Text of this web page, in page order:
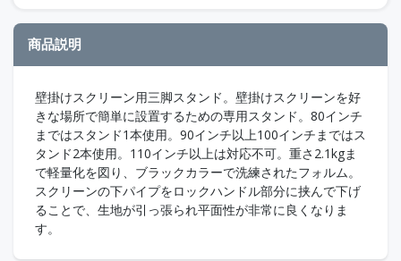
商品説明
壁掛けスクリーン用三脚スタンド。壁掛けスクリーンを好
きな場所で簡単に設置するための専用スタンド。80インチ
まではスタンド1本使用。90インチ以上100インチまではス
タンド2本使用。110インチ以上は対応不可。重さ2.1kgま
で軽量化を図り、ブラックカラーで洗練されたフォルム。
スクリーンの下パイプをロックハンドル部分に挟んで下げ
ることで、生地が引っ張られ平面性が非常に良くなりま
す。